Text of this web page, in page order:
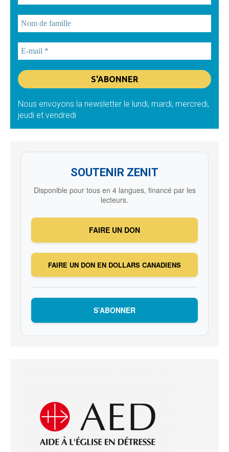
Nous envoyons la newsletter le lundi, mardi, mercredi,
jeudi et vendredi
SOUTENIR ZENIT
Disponible pour tous en 4 langues, financé par les
lecteurs.
FAIRE UN DON
FAIRE UN DON EN DOLLARS CANADIENS
S’ABONNER